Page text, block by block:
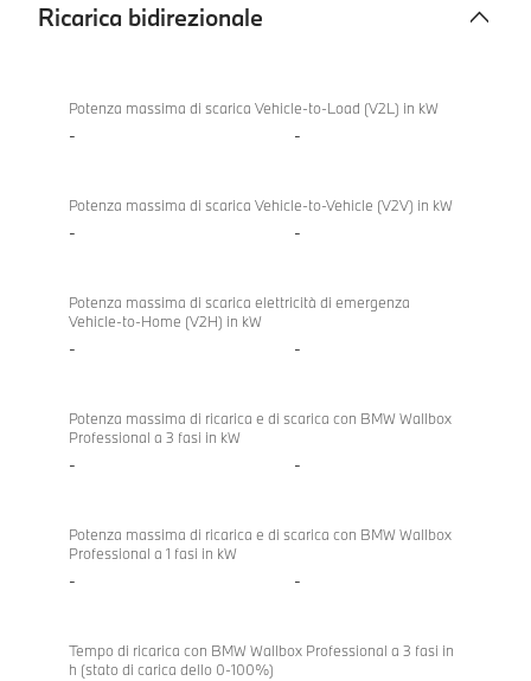
Ricarica bidirezionale
bidirezionale
318d
Berlina
Potenza massima di scarica Vehicle-to-Load (V2L) in kW
- -
Potenza massima di scarica Vehicle-to-Vehicle (V2V) in kW
- -
Potenza massima di scarica elettricità di emergenza
Vehicle-to-Home (V2H) in kW
- -
Potenza massima di ricarica e di scarica con BMW Wallbox
Professional a 3 fasi in kW
- -
Potenza massima di ricarica e di scarica con BMW Wallbox
Professional a 1 fasi in kW
- -
Tempo di ricarica con BMW Wallbox Professional a 3 fasi in
h (stato di carica dello 0-100%)